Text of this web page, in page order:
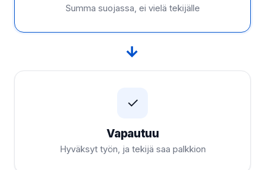
Summa suojassa, ei vielä tekijälle
→
✓
Vapautuu
Hyväksyt työn, ja tekijä saa palkkion